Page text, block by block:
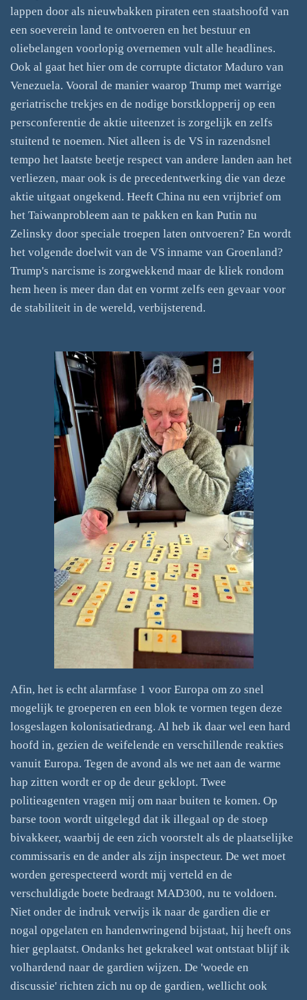
lappen door als nieuwbakken piraten een staatshoofd van
een soeverein land te ontvoeren en het bestuur en
oliebelangen voorlopig overnemen vult alle headlines.
Ook al gaat het hier om de corrupte dictator Maduro van
Venezuela. Vooral de manier waarop Trump met warrige
geriatrische trekjes en de nodige borstklopperij op een
persconferentie de aktie uiteenzet is zorgelijk en zelfs
stuitend te noemen. Niet alleen is de VS in razendsnel
tempo het laatste beetje respect van andere landen aan het
verliezen, maar ook is de precedentwerking die van deze
aktie uitgaat ongekend. Heeft China nu een vrijbrief om
het Taiwanprobleem aan te pakken en kan Putin nu
Zelinsky door speciale troepen laten ontvoeren? En wordt
het volgende doelwit van de VS inname van Groenland?
Trump's narcisme is zorgwekkend maar de kliek rondom
hem heen is meer dan dat en vormt zelfs een gevaar voor
de stabiliteit in de wereld, verbijsterend.
Afin, het is echt alarmfase 1 voor Europa om zo snel
mogelijk te groeperen en een blok te vormen tegen deze
losgeslagen kolonisatiedrang. Al heb ik daar wel een hard
hoofd in, gezien de weifelende en verschillende reakties
vanuit Europa. Tegen de avond als we net aan de warme
hap zitten wordt er op de deur geklopt. Twee
politieagenten vragen mij om naar buiten te komen. Op
barse toon wordt uitgelegd dat ik illegaal op de stoep
bivakkeer, waarbij de een zich voorstelt als de plaatselijke
commissaris en de ander als zijn inspecteur. De wet moet
worden gerespecteerd wordt mij verteld en de
verschuldigde boete bedraagt MAD300, nu te voldoen.
Niet onder de indruk verwijs ik naar de gardien die er
nogal opgelaten en handenwringend bijstaat, hij heeft ons
hier geplaatst. Ondanks het gekrakeel wat ontstaat blijf ik
volhardend naar de gardien wijzen. De 'woede en
discussie' richten zich nu op de gardien, wellicht ook